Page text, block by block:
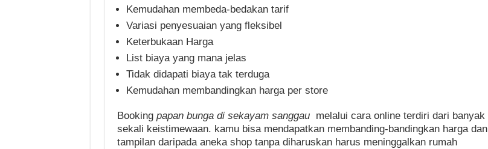
Kemudahan membeda-bedakan tarif
Variasi penyesuaian yang fleksibel
Keterbukaan Harga
List biaya yang mana jelas
Tidak didapati biaya tak terduga
Kemudahan membandingkan harga per store
Booking papan bunga di sekayam sanggau melalui cara online terdiri dari banyak
sekali keistimewaan. kamu bisa mendapatkan membanding-bandingkan harga dan
tampilan daripada aneka shop tanpa diharuskan harus meninggalkan rumah